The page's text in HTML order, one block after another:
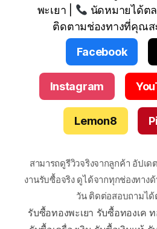
พะเยา |
นัดหมายได้ต
ติดตามช่องทางที่คุณส
Facebook
Instagram
Lemon8
สามารถดูรีวิวจริงจากลูกค้า อัปเ
งานรับซื้อจริง ดูได้จากทุกช่องทาง
วัน ติดต่อสอบถามได้
รับซื้อทองพะเยา รับซื้อทองเค